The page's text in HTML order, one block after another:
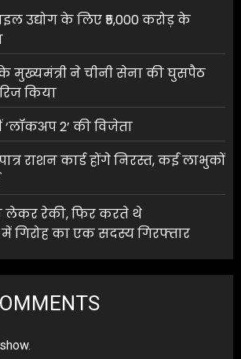
उद्योग के लिए ₹5,000 करोड़ के
मुख्यमंत्री ने चीनी सेना की घुसपैठ
किया
‘लॉकअप 2’ की विजेता
राशन कार्ड होंगे निरस्त, कई लाभुकों
लेकर रेकी, फिर करते थे
गिरोह का एक सदस्य गिरफ्तार